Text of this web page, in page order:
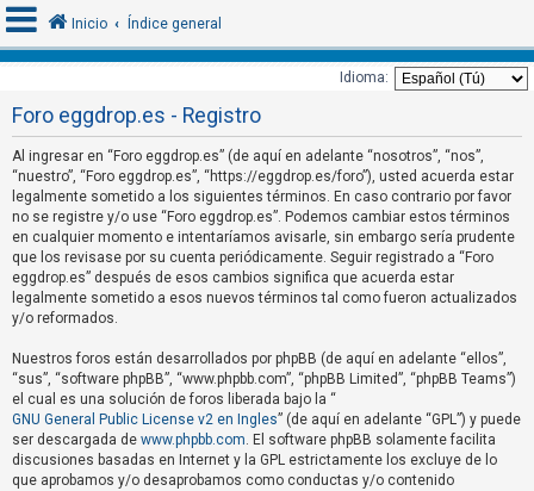
I
d
e
n
t
i
f
i
c
a
r
s
e
Inicio Índice general
Idioma:
Foro eggdrop.es - Registro
Al ingresar en “Foro eggdrop.es” (de aquí en adelante “nosotros”, “nos”,
“nuestro”, “Foro eggdrop.es”, “https://eggdrop.es/foro”), usted acuerda estar
legalmente sometido a los siguientes términos. En caso contrario por favor
no se registre y/o use “Foro eggdrop.es”. Podemos cambiar estos términos
en cualquier momento e intentaríamos avisarle, sin embargo sería prudente
que los revisase por su cuenta periódicamente. Seguir registrado a “Foro
eggdrop.es” después de esos cambios significa que acuerda estar
legalmente sometido a esos nuevos términos tal como fueron actualizados
y/o reformados.
Nuestros foros están desarrollados por phpBB (de aquí en adelante “ellos”,
“sus”, “software phpBB”, “www.phpbb.com”, “phpBB Limited”, “phpBB Teams”)
el cual es una solución de foros liberada bajo la “
GNU General Public License v2 en Ingles” (de aquí en adelante “GPL”) y puede
ser descargada de www.phpbb.com. El software phpBB solamente facilita
discusiones basadas en Internet y la GPL estrictamente los excluye de lo
que aprobamos y/o desaprobamos como conductas y/o contenido